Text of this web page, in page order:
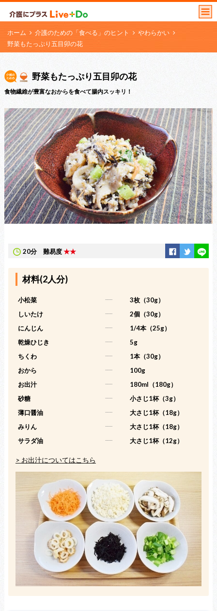
ホーム 介護のための「食べる」のヒント
やわらかい
野菜もたっぷり五目卯の花
野菜もたっぷり五目卯の花
食物繊維が豊富なおからを食べて腸内スッキリ！
20分 難易度★★
材料(2人分)
小松菜 -----
3枚（30g）
しいたけ
-----
2個（30g）
にんじん
-----
1/4本（25g）
乾燥ひじき
-----
5g
ちくわ
-----
1本（30g）
おから
-----
100g
お出汁
-----
180ml（180g）
砂糖
-----
小さじ1杯（3g）
薄口醤油
-----
大さじ1杯（18g）
みりん
-----
大さじ1杯（18g）
サラダ油
----- 大さじ1杯（12g）
> お出汁についてはこちら